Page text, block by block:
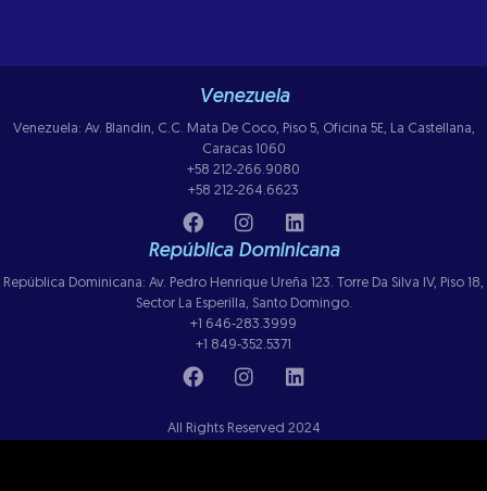
Venezuela
Venezuela: Av. Blandin, C.C. Mata De Coco, Piso 5, Oficina 5E, La Castellana,
Caracas 1060
+58 212-266.9080
+58 212-264.6623
República Dominicana
República Dominicana: Av. Pedro Henrique Ureña 123. Torre Da Silva IV, Piso 18,
Sector La Esperilla, Santo Domingo.
+1 646-283.3999
+1 849-352.5371
All Rights Reserved 2024